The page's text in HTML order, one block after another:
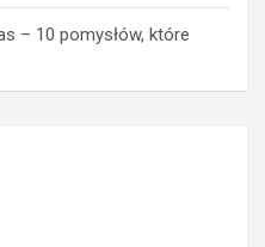
– 10 pomysłów, które